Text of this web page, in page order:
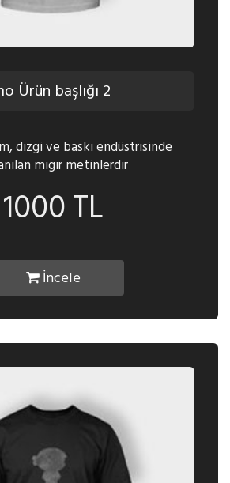
Ürün başlığı 2
dizgi ve baskı endüstrisinde
mıgır metinlerdir
1000 TL
İncele